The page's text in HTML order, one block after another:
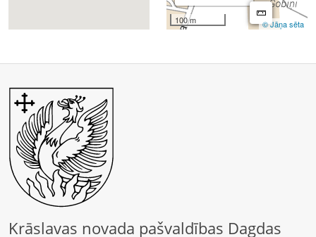
Krāslavas novada pašvaldības Dagdas